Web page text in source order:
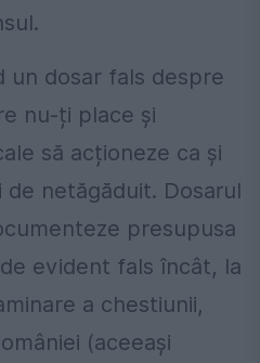
un dosar fals despre
nu-ți place și
să acționeze ca și
netăgăduit. Dosarul
presupusa
evident fals încât, la
a chestiunii,
(aceeași